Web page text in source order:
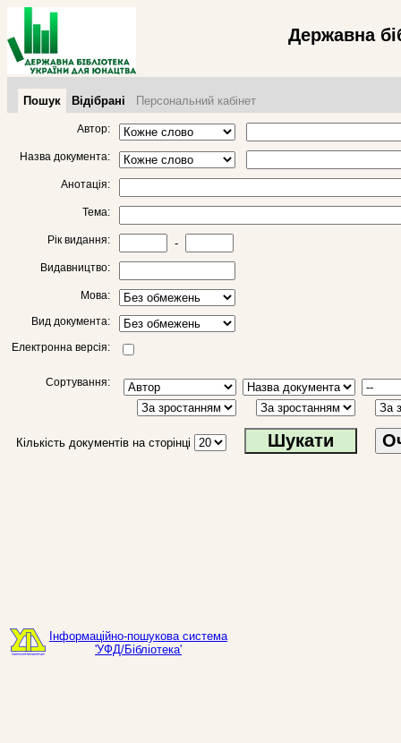
Державна
Пошук Відібрані Персональний кабінет
Автор:
Назва документа:
Анотація:
Тема:
Рік видання: -
Видавництво:
Мова:
Вид документа:
Електронна версія:
Сортування:
Кількість документів на сторінці
Інформаційно-пошукова система
'УФД/Бібліотека'